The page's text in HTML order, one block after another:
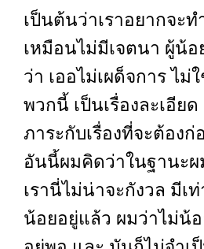
เป็นต้นว่าเราอยากจะ
เหมือนไม่มีเจตนา ผู้น้
ว่า เออไม่เผด็จการ ไ
พวกนี้ เป็นเรื่องละเอีย
ภาระกับเรื่องที่จะต้องก่
อันนี้ผมคิดว่าในฐานะผ
เรานี่ไม่น่าจะกังวล มีเ
น้อยอยู่แล้ว ผมว่าไม่น้